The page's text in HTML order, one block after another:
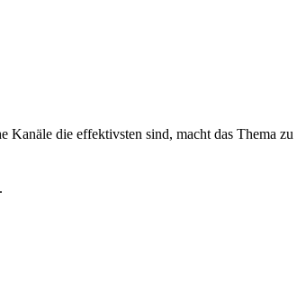
Kanäle die effektivsten sind, macht das Thema zu